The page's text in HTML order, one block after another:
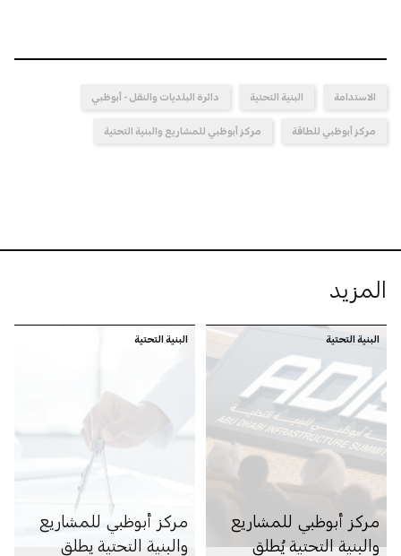
الاستدامة البنية التحتية دائرة البلديات والنقل - أبوظبي
مركز أبوظبي للطاقة مركز أبوظبي للمشاريع والبنية التحتية
المزيد
البنية التحتية
مركز أبوظبي للمشاريع
والبنية التحتية يُطلق
البنية التحتية
مركز أبوظبي للمشاريع
والبنية التحتية يطلق